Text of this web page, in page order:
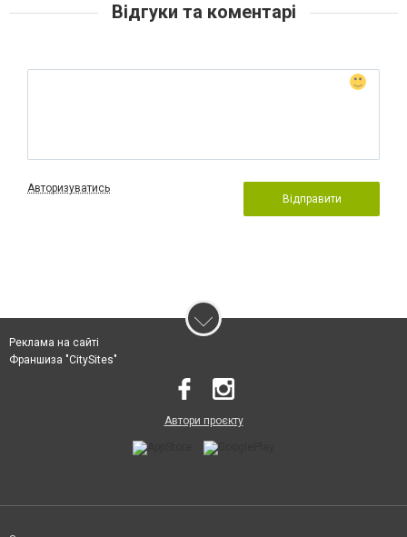
Відгуки та коментарі
Авторизуватись
Відправити
Реклама на сайті
Франшиза "CitySites"
Автори проєкту